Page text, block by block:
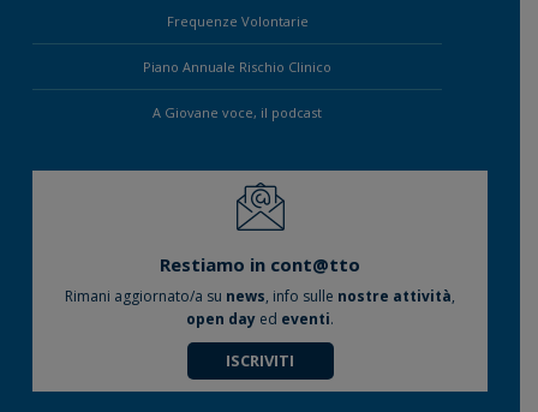
Frequenze Volontarie
Piano Annuale Rischio Clinico
A Giovane voce, il podcast
Restiamo in cont@tto
Rimani aggiornato/a su news, info sulle nostre attività,
open day ed eventi.
ISCRIVITI